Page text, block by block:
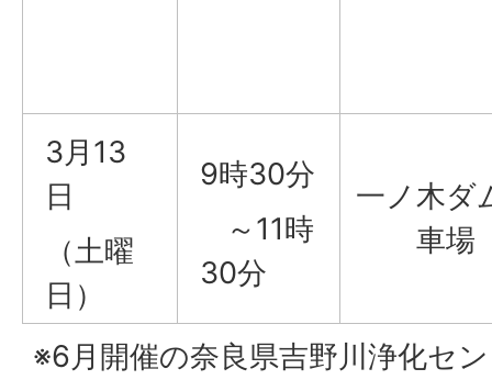
3月13
日
（土曜
日）
9時30分
～11時
30分
一ノ木ダ
車場
※6月開催の奈良県吉野川浄化セ